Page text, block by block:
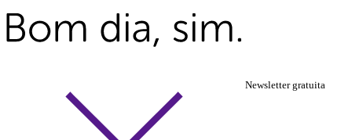
Newsletter gratuita